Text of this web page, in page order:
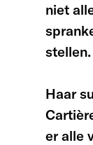
niet
stellen.
Haar
er alle